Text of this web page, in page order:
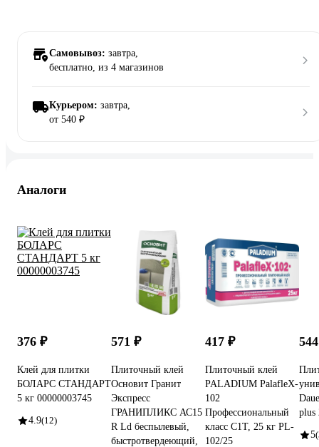
Самовывоз: завтра,
бесплатно, из 4 магазинов
Курьером: завтра,
от 540 ₽
Аналоги
376 ₽
Клей для плитки
БОЛАРС СТАНДАРТ
5 кг 00000003745
4.9(12)
571 ₽
Плиточный клей
Основит Гранит
Экспресс
ГРАНИПЛИКС АС15
R Ld беспылевый,
быстротвердеющий,
417 ₽
Плиточный клей
PALADIUM PalafleX-
102
Профессиональный
класс C1T, 25 кг PL-
102/25
plus
5